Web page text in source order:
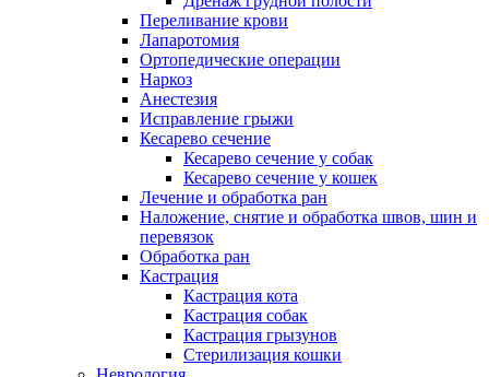
Переливание крови
Лапаротомия
Ортопедические операции
Наркоз
Анестезия
Исправление грыжи
Кесарево сечение
Кесарево сечение у собак
Кесарево сечение у кошек
Лечение и обработка ран
Наложение, снятие и обработка швов, шин и
перевязок
Обработка ран
Кастрация
Кастрация кота
Кастрация собак
Кастрация грызунов
Стерилизация кошки